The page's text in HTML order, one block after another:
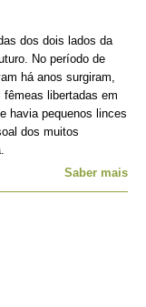
dos dois lados da
No período de
há anos surgiram,
libertadas em
havia pequenos linces
dos muitos
Saber mais